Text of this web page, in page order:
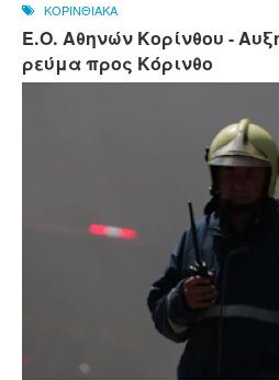
ΚΟΡΙΝΘΙΑΚΑ
Ε.Ο. Αθηνών Κορίνθου -
ρεύμα προς Κόρινθο